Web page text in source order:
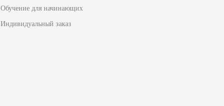
Обучение для начинающих
Индивидуальный заказ